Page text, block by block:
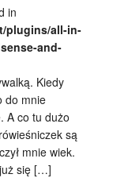
in
plugins/all-in-
and-
Kiedy
do mnie
A co tu dużo
są
mnie wiek.
się […]